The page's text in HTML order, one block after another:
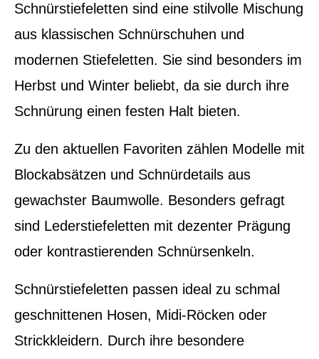
Schnürstiefeletten sind eine stilvolle Mischung
aus klassischen Schnürschuhen und
modernen Stiefeletten. Sie sind besonders im
Herbst und Winter beliebt, da sie durch ihre
Schnürung einen festen Halt bieten.
Zu den aktuellen Favoriten zählen Modelle mit
Blockabsätzen und Schnürdetails aus
gewachster Baumwolle. Besonders gefragt
sind Lederstiefeletten mit dezenter Prägung
oder kontrastierenden Schnürsenkeln.
Schnürstiefeletten passen ideal zu schmal
geschnittenen Hosen, Midi-Röcken oder
Strickkleidern. Durch ihre besondere